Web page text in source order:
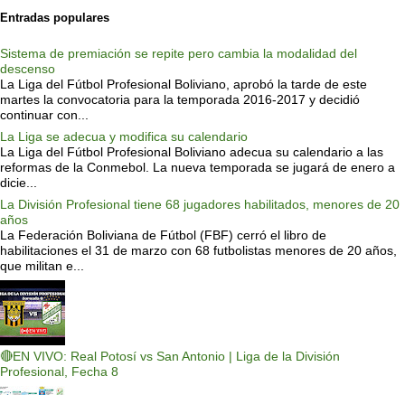
Entradas populares
Sistema de premiación se repite pero cambia la modalidad del
descenso
La Liga del Fútbol Profesional Boliviano, aprobó la tarde de este
martes la convocatoria para la temporada 2016-2017 y decidió
continuar con...
La Liga se adecua y modifica su calendario
La Liga del Fútbol Profesional Boliviano adecua su calendario a las
reformas de la Conmebol. La nueva temporada se jugará de enero a
dicie...
La División Profesional tiene 68 jugadores habilitados, menores de 20
años
La Federación Boliviana de Fútbol (FBF) cerró el libro de
habilitaciones el 31 de marzo con 68 futbolistas menores de 20 años,
que militan e...
🔴EN VIVO: Real Potosí vs San Antonio | Liga de la División
Profesional, Fecha 8